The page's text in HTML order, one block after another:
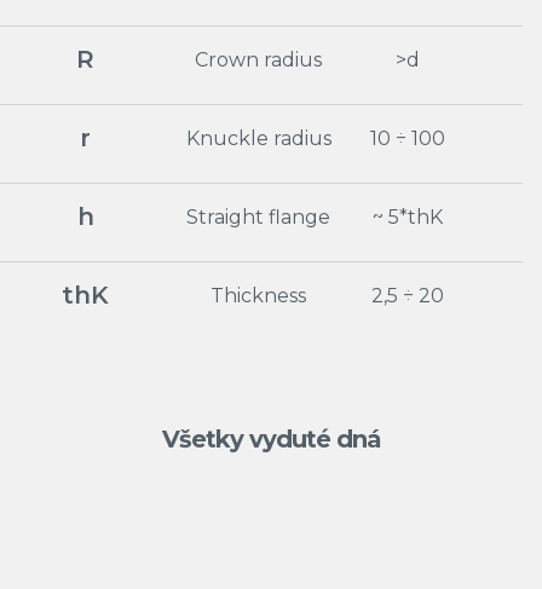
R Crown radius >d
r Knuckle radius 10 ÷ 100
h Straight flange ~ 5*thK
thK Thickness 2,5 ÷ 20
Všetky vyduté dná